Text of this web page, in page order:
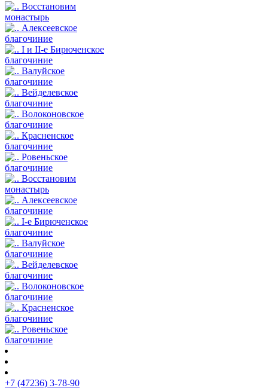
Восстановим
монастырь
Алексеевское
благочиние
I и II-е Бирюченское
благочиние
Валуйское
благочиние
Вейделевское
благочиние
Волоконовское
благочиние
Красненское
благочиние
Ровеньское
благочиние
Восстановим
монастырь
Алексеевское
благочиние
I-е Бирюченское
благочиние
Валуйское
благочиние
Вейделевское
благочиние
Волоконовское
благочиние
Красненское
благочиние
Ровеньское
благочиние
+7 (47236) 3-78-90